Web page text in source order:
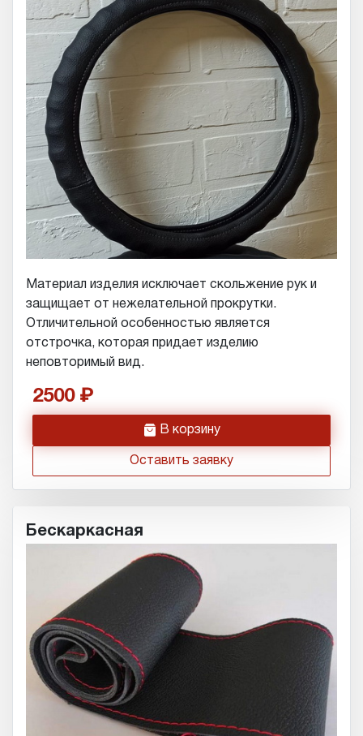
Материал изделия исключает скольжение рук и
защищает от нежелательной прокрутки.
Отличительной особенностью является
отстрочка, которая придает изделию
неповторимый вид.
2500
h В корзину
Оставить заявку
Бескаркасная